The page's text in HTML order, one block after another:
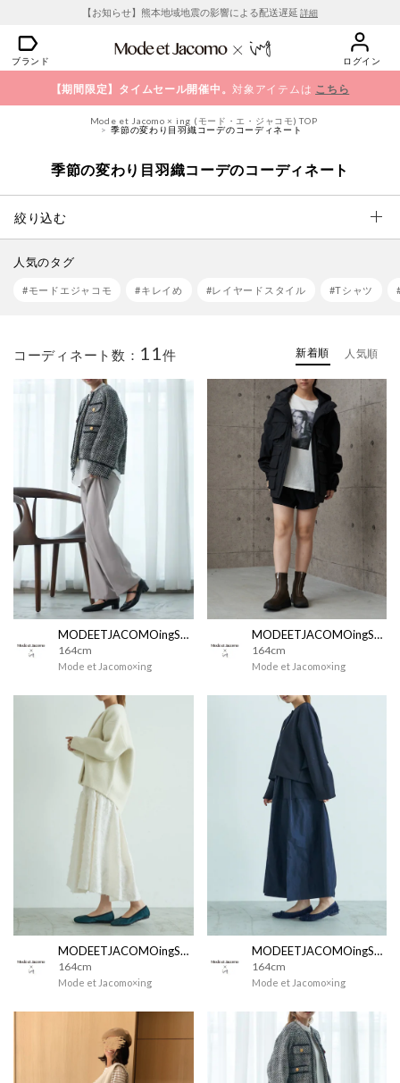
【お知らせ】熊本地域地震の影響による配送遅延 詳細
ブランド ログイン
【期間限定】タイムセール開催中。対象アイテムは こちら
Mode et Jacomo × ing (モード・エ・ジャコモ) TOP
季節の変わり目羽織コーデのコーディネート
季節の変わり目羽織コーデのコーディネート
絞り込む
人気のタグ
#モードエジャコモ #キレイめ #レイヤードスタイル #Tシャツ
コーディネート数： 11件 新着順 人気順
MODEETJACOMOingSTAFF
164cm
Mode et Jacomo×ing
MODEETJACOMOingSTAFF
164cm
Mode et Jacomo×ing
MODEETJACOMOingSTAFF
164cm
Mode et Jacomo×ing
MODEETJACOMOingSTAFF
164cm
Mode et Jacomo×ing